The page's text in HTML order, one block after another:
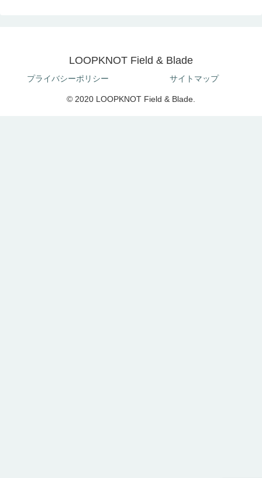
LOOPKNOT Field & Blade
プライバシーポリシー サイトマップ
© 2020 LOOPKNOT Field & Blade.